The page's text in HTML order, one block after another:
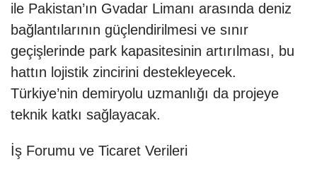
ile Pakistan’ın Gvadar Limanı arasında deniz
bağlantılarının güçlendirilmesi ve sınır
geçişlerinde park kapasitesinin artırılması, bu
hattın lojistik zincirini destekleyecek.
Türkiye’nin demiryolu uzmanlığı da projeye
teknik katkı sağlayacak.
İş Forumu ve Ticaret Verileri